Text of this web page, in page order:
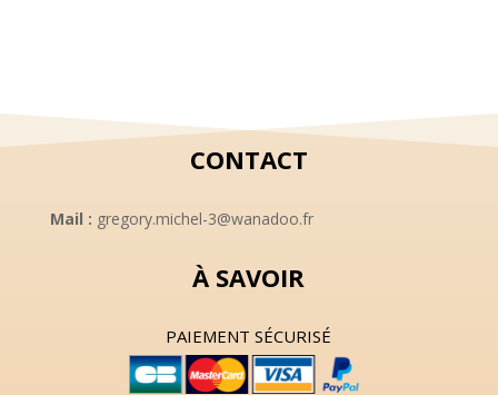
CONTACT
Mail : gregory.michel-3@wanadoo.fr
À SAVOIR
PAIEMENT SÉCURISÉ